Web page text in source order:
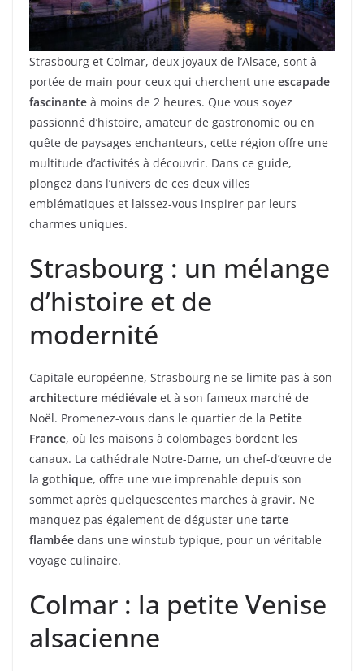
Strasbourg et Colmar, deux joyaux de l’Alsace, sont à
portée de main pour ceux qui cherchent une escapade
fascinante à moins de 2 heures. Que vous soyez
passionné d’histoire, amateur de gastronomie ou en
quête de paysages enchanteurs, cette région offre une
multitude d’activités à découvrir. Dans ce guide,
plongez dans l’univers de ces deux villes
emblématiques et laissez-vous inspirer par leurs
charmes uniques.
Strasbourg : un mélange
d’histoire et de
modernité
Capitale européenne, Strasbourg ne se limite pas à son
architecture médiévale et à son fameux marché de
Noël. Promenez-vous dans le quartier de la Petite
France, où les maisons à colombages bordent les
canaux. La cathédrale Notre-Dame, un chef-d’œuvre de
la gothique, offre une vue imprenable depuis son
sommet après quelquescentes marches à gravir. Ne
manquez pas également de déguster une tarte
flambée dans une winstub typique, pour un véritable
voyage culinaire.
Colmar : la petite Venise
alsacienne